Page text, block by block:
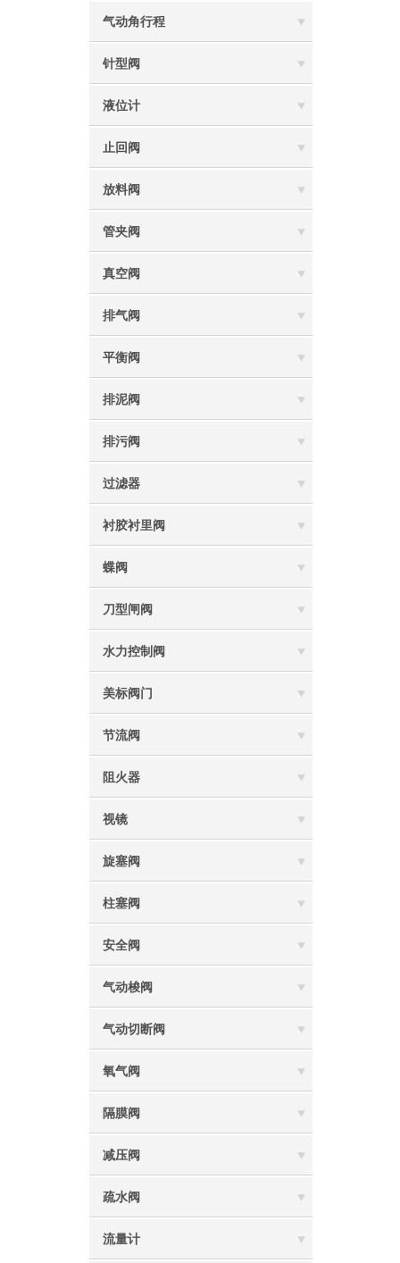
气动角行程
针型阀
液位计
止回阀
放料阀
管夹阀
真空阀
排气阀
平衡阀
排泥阀
排污阀
过滤器
衬胶衬里阀
蝶阀
刀型闸阀
水力控制阀
美标阀门
节流阀
阻火器
视镜
旋塞阀
柱塞阀
安全阀
气动梭阀
气动切断阀
氧气阀
隔膜阀
减压阀
疏水阀
流量计